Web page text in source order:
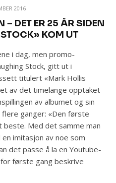
2016
– DET ER 25 ÅR SIDEN
KOM UT
i dag, men promo-
Stock, gitt ut i
titulert «Mark Hollis
av det timelange opptaket
av albumet og sin
ganger: «Den første
Med det samme man
imitasjon av noe som
det passe å la en Youtube-
første gang beskrive